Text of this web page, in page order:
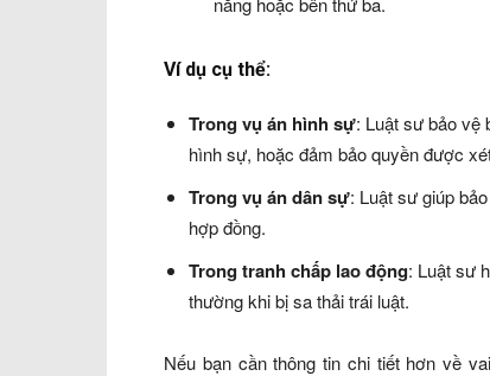
Ví dụ cụ thể:
Trong vụ án hình sự: Luật sư bảo vệ
hình sự, hoặc đảm bảo quyền được
Trong vụ án dân sự: Luật sư giúp
hợp đồng.
Trong tranh chấp lao động: Luật sư
thường khi bị sa thải trái luật.
Nếu bạn cần thông tin chi tiết hơn về